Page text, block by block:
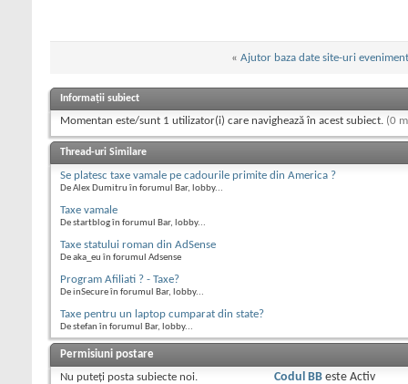
« Ajutor baza date site-uri
Informații subiect
Momentan este/sunt 1 utilizator(i) care navighează în acest subiect. (0
Thread-uri Similare
Se platesc taxe vamale pe cadourile primite din America ?
De Alex Dumitru în forumul Bar, lobby...
Taxe vamale
De startblog în forumul Bar, lobby...
Taxe statului roman din AdSense
De aka_eu în forumul Adsense
Program Afiliati ? - Taxe?
De inSecure în forumul Bar, lobby...
Taxe pentru un laptop cumparat din state?
De stefan în forumul Bar, lobby...
Permisiuni postare
Nu puteţi posta subiecte noi.
Codul BBeste Activ